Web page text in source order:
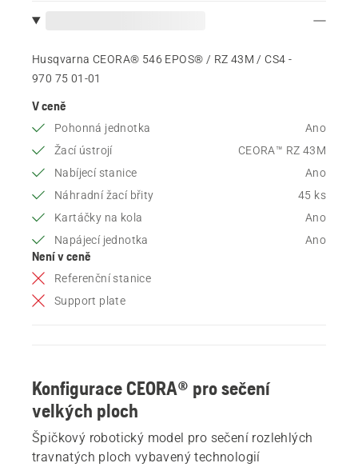
Husqvarna CEORA® 546 EPOS® / RZ 43M / CS4 -
970 75 01‑01
V ceně
Pohonná jednotka
Ano
Žací ústrojí
CEORA™ RZ 43M
Nabíjecí stanice
Ano
Náhradní žací břity
45 ks
Kartáčky na kola
Ano
Napájecí jednotka
Ano
Není v ceně
Referenční stanice
Support plate
Konfigurace CEORA® pro sečení
velkých ploch
Špičkový robotický model pro sečení rozlehlých
travnatých ploch vybavený technologií